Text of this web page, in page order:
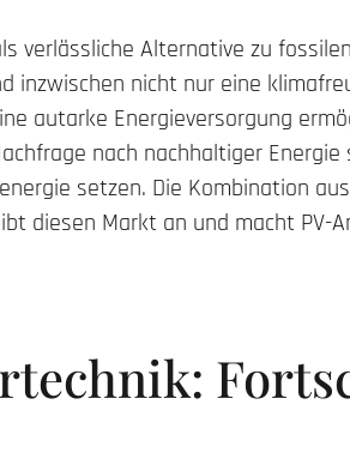
verlässliche Alternative zu
inzwischen nicht nur eine
autarke Energieversorgung
nach nachhaltiger
setzen. Die Kombination aus
diesen Markt an und macht PV-